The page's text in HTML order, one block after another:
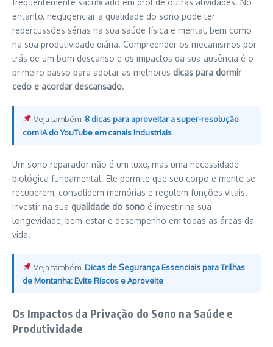
entanto, negligenciar a qualidade do sono pode ter
repercussões sérias na sua saúde física e mental, bem como
na sua produtividade diária. Compreender os mecanismos por
trás de um bom descanso e os impactos da sua ausência é o
primeiro passo para adotar as melhores dicas para dormir
cedo e acordar descansado.
Veja também:8 dicas para aproveitar a super-resolução
com IA do YouTube em canais industriais
Um sono reparador não é um luxo, mas uma necessidade
biológica fundamental. Ele permite que seu corpo e mente se
recuperem, consolidem memórias e regulem funções vitais.
Investir na sua qualidade do sono é investir na sua
longevidade, bem-estar e desempenho em todas as áreas da
vida.
Veja também:Dicas de Segurança Essenciais para Trilhas
de Montanha: Evite Riscos e Aproveite
Os Impactos da Privação do Sono na Saúde e
Produtividade